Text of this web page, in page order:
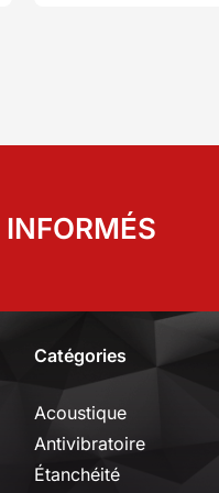
Catégories
Acoustique
Antivibratoire
Étanchéité